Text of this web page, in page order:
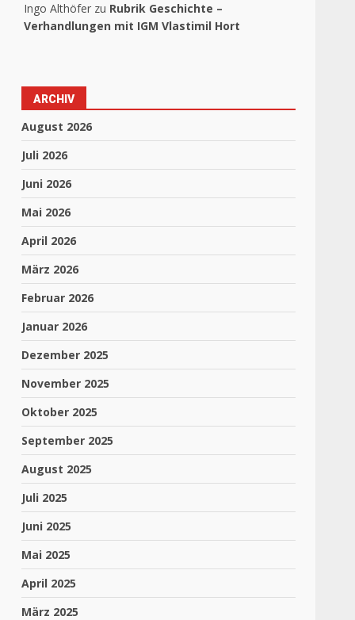
Ingo Althöfer zu Rubrik Geschichte –
Verhandlungen mit IGM Vlastimil Hort
ARCHIV
August 2026
Juli 2026
Juni 2026
Mai 2026
April 2026
März 2026
Februar 2026
Januar 2026
Dezember 2025
November 2025
Oktober 2025
September 2025
August 2025
Juli 2025
Juni 2025
Mai 2025
April 2025
März 2025